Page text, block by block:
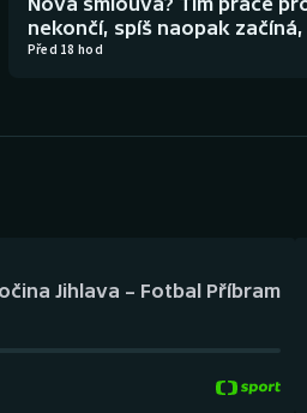
nekončí, spíš naopak
Před 18 hod
Jihlava – Fotbal Příbram